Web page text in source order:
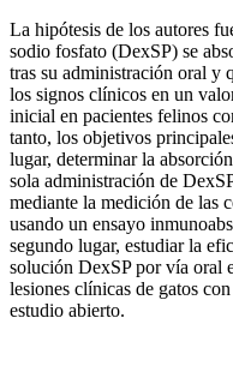
La hipótesis de los autores
sodio fosfato (DexSP) se
tras su administración oral y
los signos clínicos en un
inicial en pacientes felinos
tanto, los objetivos
lugar, determinar la
sola administración de
mediante la medición de las
usando un ensayo
segundo lugar, estudiar la
solución DexSP por vía oral
lesiones clínicas de gatos
estudio abierto.